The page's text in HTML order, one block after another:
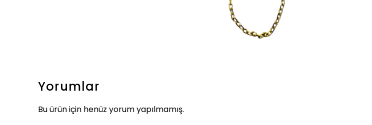
Yorumlar
Bu ürün için henüz yorum yapılmamış.